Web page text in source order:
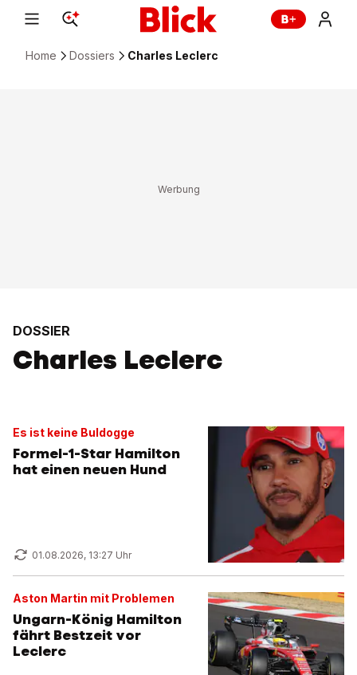
Home Dossiers Charles Leclerc
DOSSIER
Charles Leclerc
Es ist keine Buldogge
Formel-1-Star Hamilton
hat einen neuen Hund
01.08.2026, 13:27 Uhr
Aston Martin mit Problemen
Ungarn-König Hamilton
fährt Bestzeit vor
Leclerc